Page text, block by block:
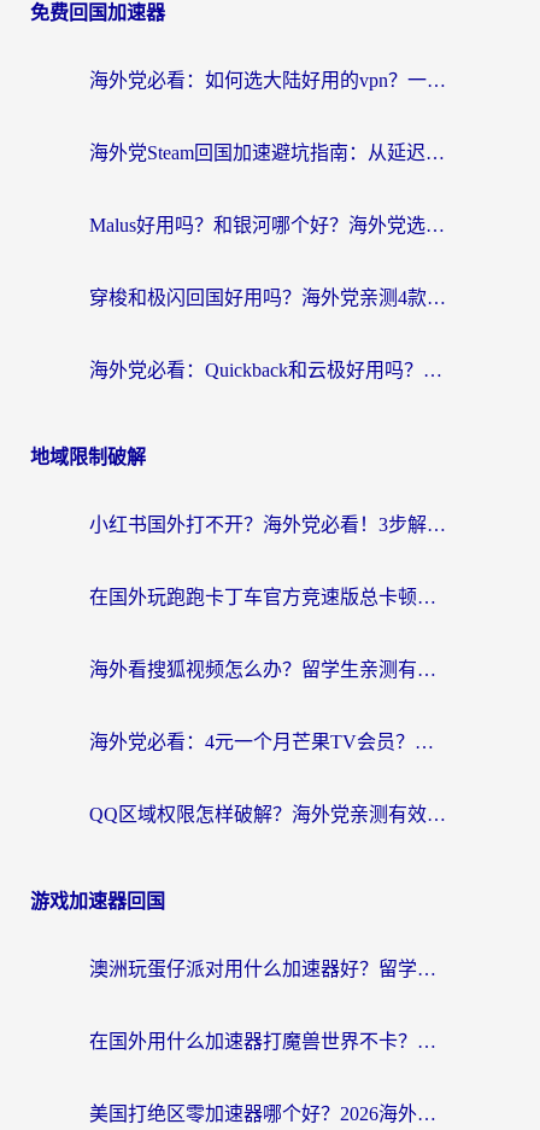
免费回国加速器
海外党必看：如何选大陆好用的vpn？一篇解决你的回国访问难题
海外党Steam回国加速避坑指南：从延迟卡顿到无缝畅玩，我踩过的坑和最优解
Malus好用吗？和银河哪个好？海外党选回国加速器的避坑指南（附乌克兰玩国内游戏实测）
穿梭和极闪回国好用吗？海外党亲测4款加速器+1个隐藏宝藏
海外党必看：Quickback和云极好用吗？3招教你选对回国加速器（附PC端VPN实测对比）
地域限制破解
小红书国外打不开？海外党必看！3步解决国内影音、生活服务全畅通
在国外玩跑跑卡丁车官方竞速版总卡顿？这篇攻略帮你解决地区限制+低延迟难题
海外看搜狐视频怎么办？留学生亲测有效的回国加速器选择指南
海外党必看：4元一个月芒果TV会员？选对回国加速器就能实现！
QQ区域权限怎样破解？海外党亲测有效的回国加速方案（附看剧看电影神器推荐）
游戏加速器回国
澳洲玩蛋仔派对用什么加速器好？留学生亲测有效的国服游戏加速指南
在国外用什么加速器打魔兽世界不卡？海外党国服游戏流畅指南
美国打绝区零加速器哪个好？2026海外玩家实测指南（附英国部落冲突梦幻西游加速技巧）